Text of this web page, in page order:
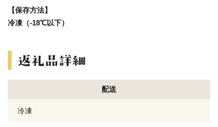
【保存方法】
冷凍（-18℃以下）
配送
冷凍